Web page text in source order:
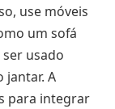
use móveis
um sofá
usado
jantar. A
para integrar